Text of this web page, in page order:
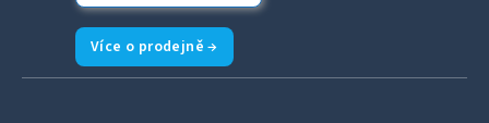
Více o prodejně →